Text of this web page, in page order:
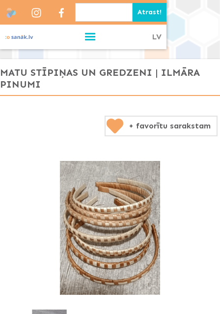
LV
MATU STĪPIŅAS UN GREDZENI | ILMĀRA
PINUMI
+ favorītu sarakstam